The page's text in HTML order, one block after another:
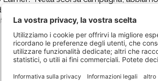
che nei prossimi anni saremo in
semplice e intuitivo”.